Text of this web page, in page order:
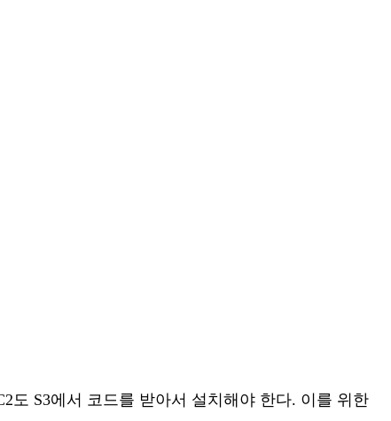
도 S3에서 코드를 받아서 설치해야 한다. 이를 위한